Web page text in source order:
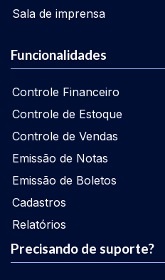
Sala de imprensa
Funcionalidades
Controle Financeiro
Controle de Estoque
Controle de Vendas
Emissão de Notas
Emissão de Boletos
Cadastros
Relatórios
Precisando de suporte?